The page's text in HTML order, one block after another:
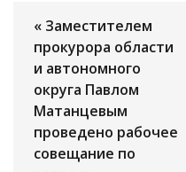
« Заместителем
прокурора области
и автономного
округа Павлом
Матанцевым
проведено рабочее
совещание по